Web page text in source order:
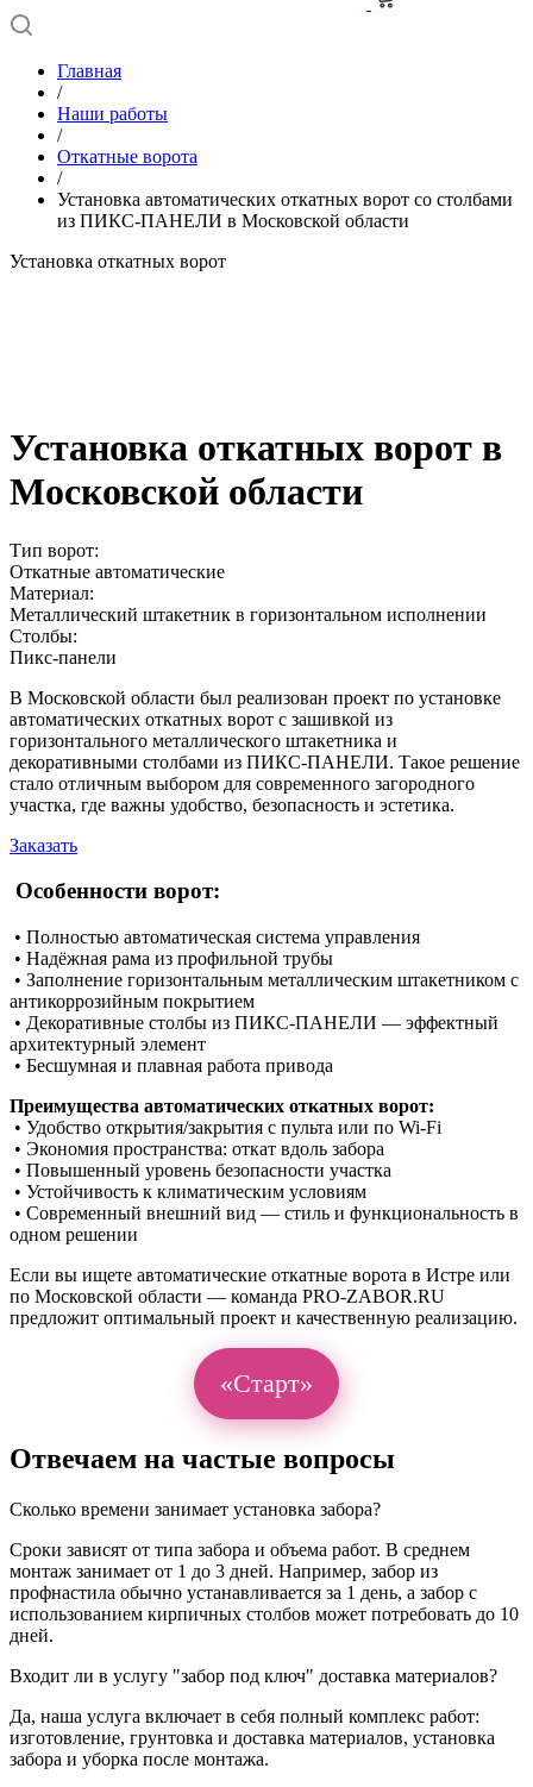
Главная
/
Наши работы
/
Откатные ворота
/
Установка автоматических откатных ворот со столбами
из ПИКС-ПАНЕЛИ в Московской области
Установка откатных ворот
Установка откатных ворот в
Московской области
Тип ворот:
Откатные автоматические
Материал:
Металлический штакетник в горизонтальном исполнении
Столбы:
Пикс-панели
В Московской области был реализован проект по установке
автоматических откатных ворот с зашивкой из
горизонтального металлического штакетника и
декоративными столбами из ПИКС-ПАНЕЛИ. Такое решение
стало отличным выбором для современного загородного
участка, где важны удобство, безопасность и эстетика.
Заказать
Особенности ворот:
• Полностью автоматическая система управления
• Надёжная рама из профильной трубы
• Заполнение горизонтальным металлическим штакетником с
антикоррозийным покрытием
• Декоративные столбы из ПИКС-ПАНЕЛИ — эффектный
архитектурный элемент
• Бесшумная и плавная работа привода
Преимущества автоматических откатных ворот:
• Удобство открытия/закрытия с пульта или по Wi-Fi
• Экономия пространства: откат вдоль забора
• Повышенный уровень безопасности участка
• Устойчивость к климатическим условиям
• Современный внешний вид — стиль и функциональность в
одном решении
Если вы ищете автоматические откатные ворота в Истре или
по Московской области — команда PRO-ZABOR.RU
предложит оптимальный проект и качественную реализацию.
«Старт»
Отвечаем на частые вопросы
Сколько времени занимает установка забора?
Сроки зависят от типа забора и объема работ. В среднем
монтаж занимает от 1 до 3 дней. Например, забор из
профнастила обычно устанавливается за 1 день, а забор с
использованием кирпичных столбов может потребовать до 10
дней.
Входит ли в услугу "забор под ключ" доставка материалов?
Да, наша услуга включает в себя полный комплекс работ:
изготовление, грунтовка и доставка материалов, установка
забора и уборка после монтажа.